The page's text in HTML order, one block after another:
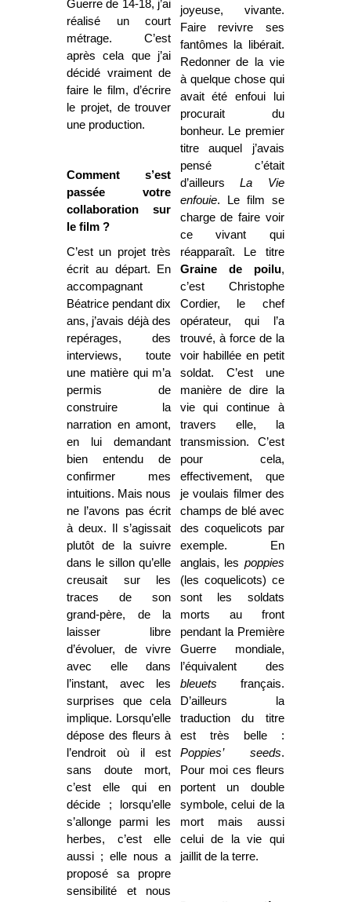
Guerre de 14-18, j’ai
réalisé un court
métrage. C’est
après cela que j’ai
décidé vraiment de
faire le film, d’écrire
le projet, de trouver
une production.
Comment s’est
passée votre
collaboration sur
le film ?
C’est un projet très
écrit au départ. En
accompagnant
Béatrice pendant dix
ans, j’avais déjà des
repérages, des
interviews, toute
une matière qui m’a
permis de
construire la
narration en amont,
en lui demandant
bien entendu de
confirmer mes
intuitions. Mais nous
ne l’avons pas écrit
à deux. Il s’agissait
plutôt de la suivre
dans le sillon qu’elle
creusait sur les
traces de son
grand-père, de la
laisser libre
d’évoluer, de vivre
avec elle dans
l’instant, avec les
surprises que cela
implique. Lorsqu’elle
dépose des fleurs à
l’endroit où il est
sans doute mort,
c’est elle qui en
décide ; lorsqu’elle
s’allonge parmi les
herbes, c’est elle
aussi ; elle nous a
proposé sa propre
sensibilité et nous
joyeuse, vivante.
Faire revivre ses
fantômes la libérait.
Redonner de la vie
à quelque chose qui
avait été enfoui lui
procurait du
bonheur. Le premier
titre auquel j’avais
pensé c’était
d’ailleursLa Vie
enfouie. Le film se
charge de faire voir
ce vivant qui
réapparaît. Le titre
Graine de poilu,
c’est Christophe
Cordier, le chef
opérateur, qui l’a
trouvé, à force de la
voir habillée en petit
soldat. C’est une
manière de dire la
vie qui continue à
travers elle, la
transmission. C’est
pour cela,
effectivement, que
je voulais filmer des
champs de blé avec
des coquelicots par
exemple. En
anglais, les poppies
(les coquelicots) ce
sont les soldats
morts au front
pendant la Première
Guerre mondiale,
l’équivalent des
bleuets français.
D’ailleurs la
traduction du titre
est très belle :
Poppies’ seeds.
Pour moi ces fleurs
portent un double
symbole, celui de la
mort mais aussi
celui de la vie qui
jaillit de la terre.